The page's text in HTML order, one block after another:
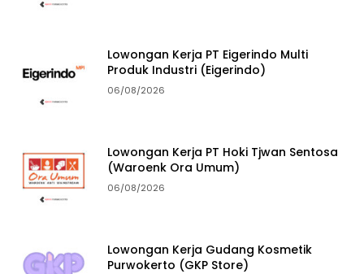
Lowongan Kerja PT Eigerindo Multi
Produk Industri (Eigerindo)
06/08/2026
Lowongan Kerja PT Hoki Tjwan Sentosa
(Waroenk Ora Umum)
06/08/2026
Lowongan Kerja Gudang Kosmetik
Purwokerto (GKP Store)